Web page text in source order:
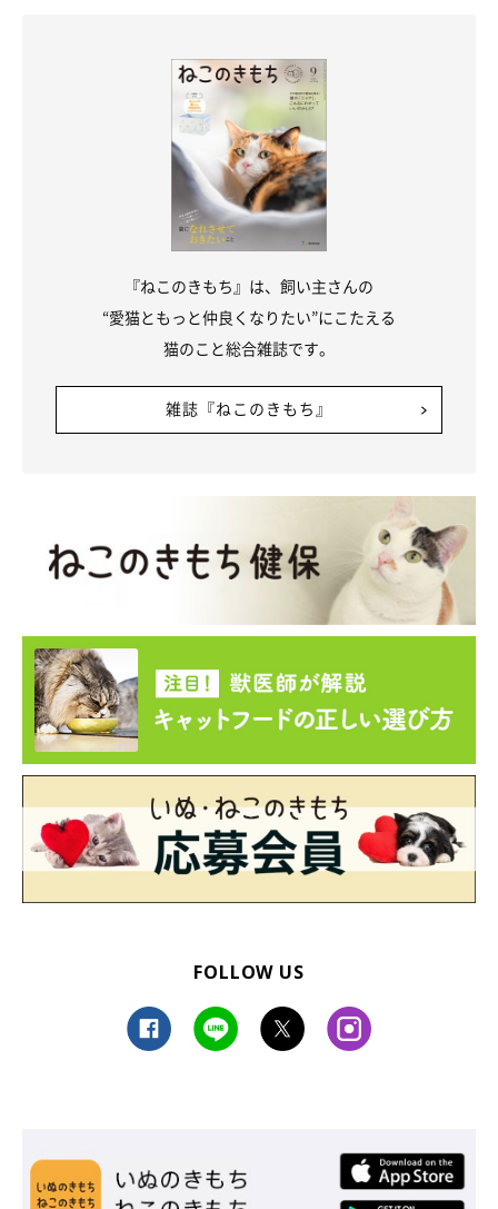
『ねこのきもち』は、飼い主さんの
“愛猫ともっと仲良くなりたい”にこたえる
猫のこと総合雑誌です。
雑誌『ねこのきもち』
FOLLOW US